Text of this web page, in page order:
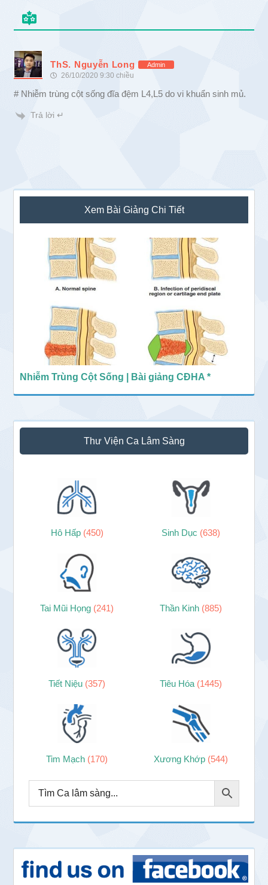
ThS. Nguyễn Long Admin
26/10/2020 9:30 chiều
# Nhiễm trùng cột sống đĩa đệm L4,L5 do vi khuẩn sinh mủ.
Trả lời ↵
Sidebar
chính
Xem Bài Giảng Chi Tiết
Nhiễm Trùng Cột Sống | Bài giảng CĐHA *
Thư Viện Ca Lâm Sàng
Hô Hấp (450) Sinh Dục (638)
Tai Mũi Họng (241) Thần Kinh (885)
Tiết Niệu (357) Tiêu Hóa (1445)
Tim Mạch (170) Xương Khớp (544)